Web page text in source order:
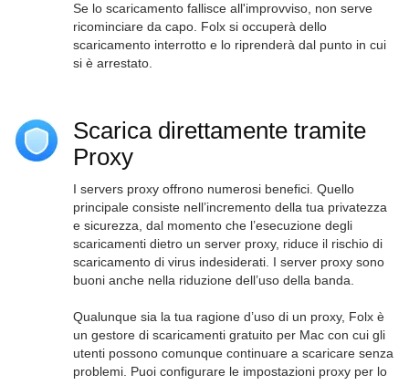
Se lo scaricamento fallisce all'improvviso, non serve
ricominciare da capo. Folx si occuperà dello
scaricamento interrotto e lo riprenderà dal punto in cui
si è arrestato.
Scarica direttamente tramite
Proxy
I servers proxy offrono numerosi benefici. Quello
principale consiste nell’incremento della tua privatezza
e sicurezza, dal momento che l’esecuzione degli
scaricamenti dietro un server proxy, riduce il rischio di
scaricamento di virus indesiderati. I server proxy sono
buoni anche nella riduzione dell’uso della banda.
Qualunque sia la tua ragione d’uso di un proxy, Folx è
un gestore di scaricamenti gratuito per Mac con cui gli
utenti possono comunque continuare a scaricare senza
problemi. Puoi configurare le impostazioni proxy per lo